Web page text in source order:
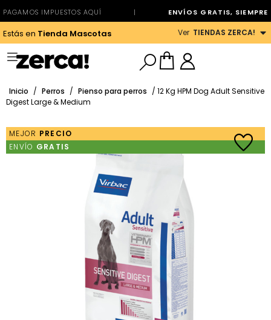
PAGAMOS IMPUESTOS AQUÍ | ENVÍOS GRATIS, SIEMPRE
Estás en Tienda Mascotas Ver TIENDAS ZERCA!
Inicio / Perros / Pienso para perros / 12 Kg HPM Dog Adult Sensitive
Digest Large & Medium
MEJOR PRECIO
ENVÍO GRATIS